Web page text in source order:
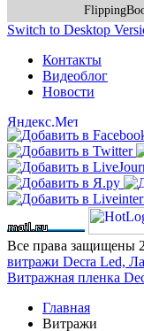
Switch to Desktop
Контакты
Видеоблог
Новости
Все права защищены
витражи Decra Led,
Витражная пленка
Главная
Витражи